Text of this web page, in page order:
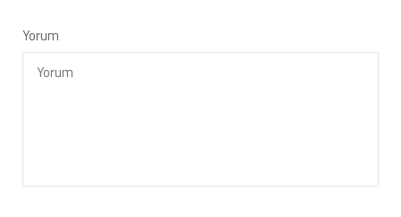
Yorum